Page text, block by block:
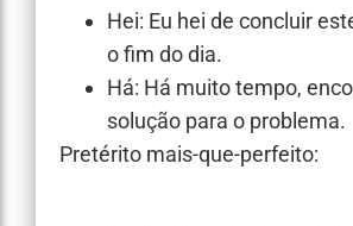
Hei: Eu hei de concluir
o fim do dia.
Há: Há muito tempo,
solução para o problema.
Pretérito mais-que-perfeito: